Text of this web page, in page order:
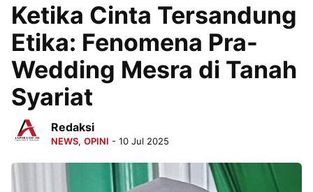
Ketika Cinta Tersandung
Etika: Fenomena Pra-
Wedding Mesra di Tanah
Syariat
Redaksi
NEWS, OPINI - 10 Jul 2025